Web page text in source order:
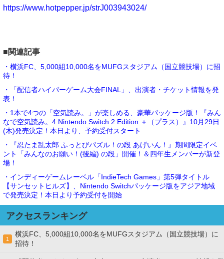
https://www.hotpepper.jp/strJ003943024/
■関連記事
・横浜FC、5,000組10,000名をMUFGスタジアム（国立競技場）に招
待！
・「配信者ハイパーゲーム大会FINAL」、出演者・チケット情報を発
表！
・1本で4つの「空気読み。」が楽しめる、豪華パッケージ版！『みん
なで空気読み。4 Nintendo Switch 2 Edition ＋（プラス）』10月29日
(木)発売決定！本日より、予約受付スタート
・『忍たま乱太郎 ふっとびパズル！の段 あげいん！』期間限定イベ
ント「みんなのお願い！(後編) の段」開催！＆四年生メンバーが新登
場！
・インディーゲームレーベル「IndieTech Games」第5弾タイトル
【サンセットヒルズ】、Nintendo Switchパッケージ版をアジア地域
で発売決定！本日より予約受付を開始
アクセスランキング
1
横浜FC、5,000組10,000名をMUFGスタジアム（国立競技場）に
招待！